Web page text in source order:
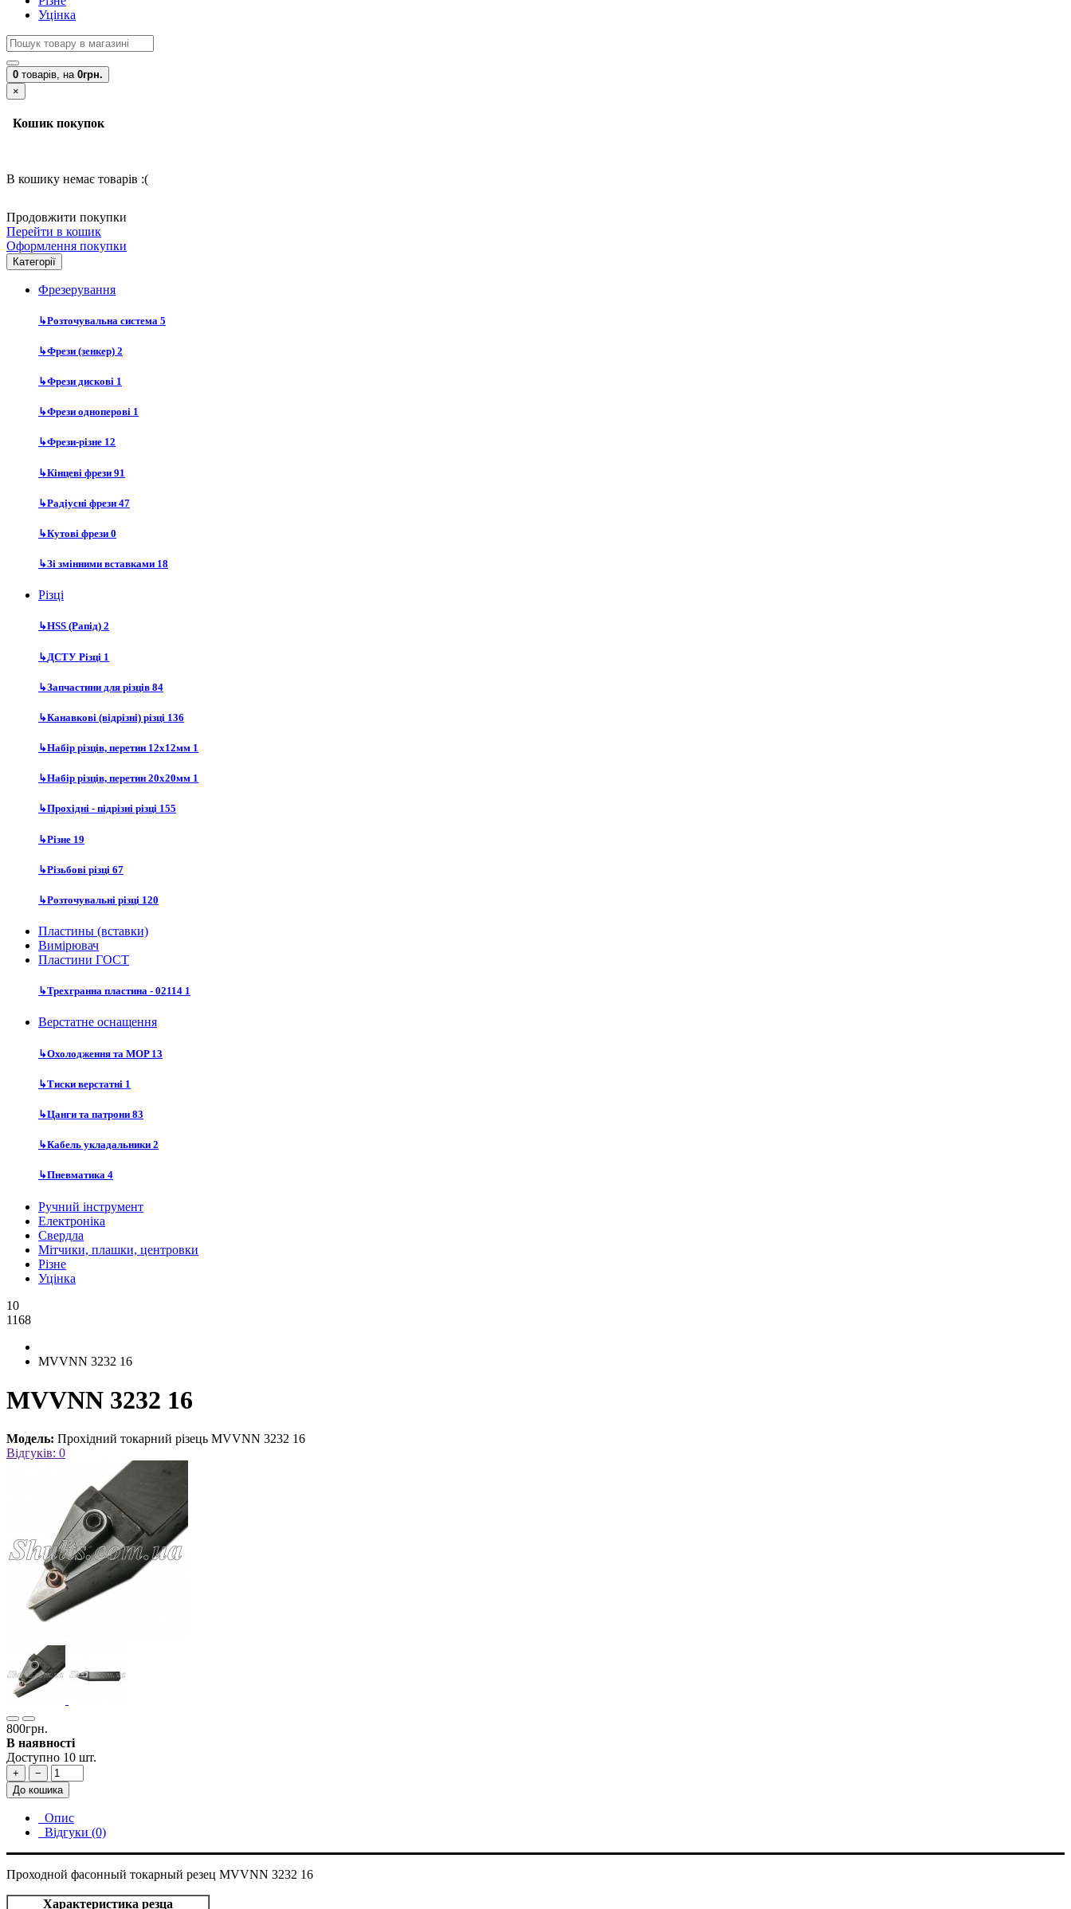
Уцінка
0 товарів, на 0грн.
×
Кошик покупок
В кошику немає товарів :(
Продовжити покупки
Перейти в кошик
Оформлення покупки
Категорії
Фрезерування
↳Розточувальна система 5
↳Фрези (зенкер) 2
↳Фрези дискові 1
↳Фрези одноперові 1
↳Фрези-різне 12
↳Кінцеві фрези 91
↳Радіусні фрези 47
↳Кутові фрези 0
↳Зі змінними вставками 18
Різці
↳HSS (Рапід) 2
↳ДСТУ Різці 1
↳Запчастини для різців 84
↳Канавкові (відрізні) різці 136
↳Набір різців, перетин 12х12мм 1
↳Набір різців, перетин 20х20мм 1
↳Прохідні - підрізні різці 155
↳Різне 19
↳Різьбові різці 67
↳Розточувальні різці 120
Пластины (вставки)
Вимірювач
Пластини ГОСТ
↳Трехгранна пластина - 02114 1
Верстатне оснащення
↳Охолодження та MOP 13
↳Тиски верстатні 1
↳Цанги та патрони 83
↳Кабель укладальники 2
↳Пневматика 4
Ручний інструмент
Електроніка
Свердла
Мітчики, плашки, центровки
Різне
Уцінка
10
1168
MVVNN 3232 16
MVVNN 3232 16
Модель: Прохідний токарний різець MVVNN 3232 16
Відгуків: 0
800грн.
В наявності
Доступно 10 шт.
+
−
До кошика
Опис
Відгуки (0)
Проходной фасонный токарный резец MVVNN 3232 16
Характеристика резца